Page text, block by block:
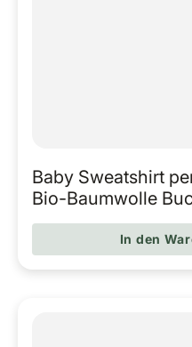
Baby Sweatshirt
Bio-Baumwolle
In den